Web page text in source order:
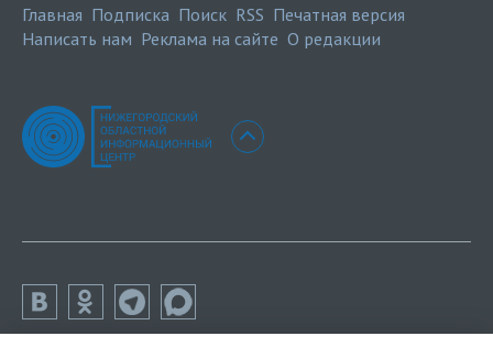
Главная Подписка Поиск RSS Печатная версия
Написать нам Реклама на сайте О редакции